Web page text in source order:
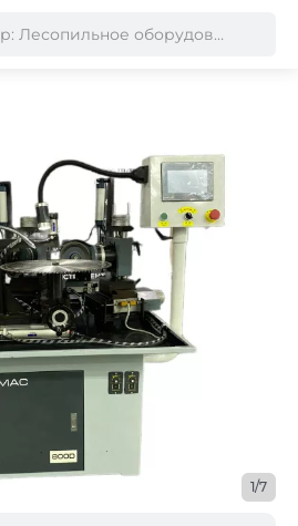
1/7